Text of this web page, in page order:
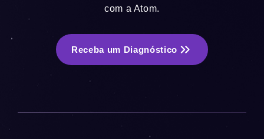
com a Atom.
Receba um Diagnóstico